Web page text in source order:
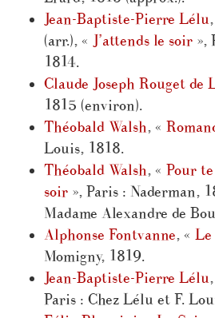
Jean-Baptiste-Pierre Lélu
(arr.), « J’attends le soir »,
1814.
Claude Joseph Rouget de
1815 (environ).
Théobald Walsh, «
Louis, 1818.
Théobald Walsh, « Pour
soir », Paris : Naderman,
Madame Alexandre de
Alphonse Fontvanne, «
Momigny, 1819.
Jean-Baptiste-Pierre Lélu
Paris : Chez Lélu et F.